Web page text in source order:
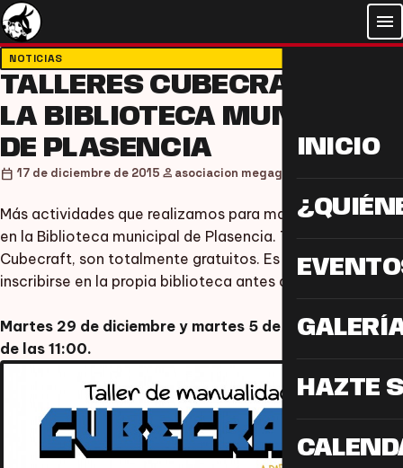
menu
INICIO
HAZTE
NOTICIAS
TALLERES CUBECRAFT EN
LA BIBLIOTECA MUNICIPAL
DE PLASENCIA
calendar_today 17 de diciembre de 2015 person asociacion megagumi
Más actividades que realizamos para mayores de 7 años
en la Biblioteca municipal de Plasencia. Talleres de
Cubecraft, son totalmente gratuitos. Es necesario
inscribirse en la propia biblioteca antes de los talleres.
Martes 29 de diciembre y martes 5 de enero a partir
de las 11:00.